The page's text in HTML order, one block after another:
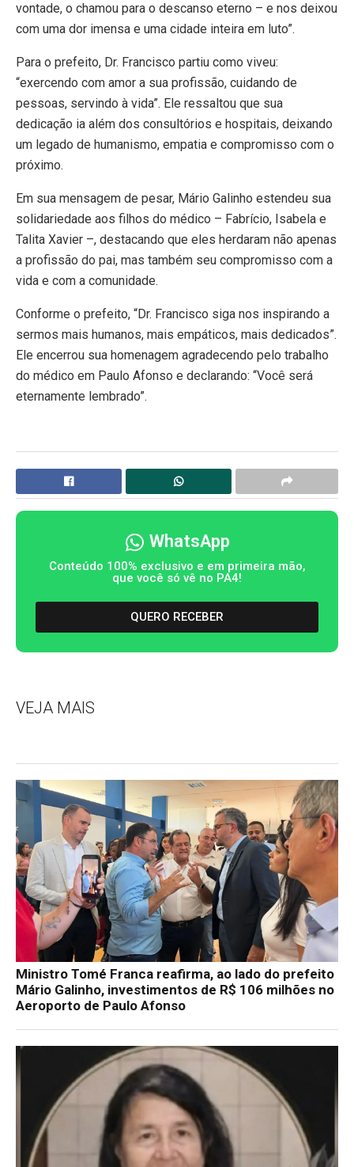
vontade, o chamou para o descanso eterno – e nos deixou
com uma dor imensa e uma cidade inteira em luto”.
Para o prefeito, Dr. Francisco partiu como viveu:
“exercendo com amor a sua profissão, cuidando de
pessoas, servindo à vida”. Ele ressaltou que sua
dedicação ia além dos consultórios e hospitais, deixando
um legado de humanismo, empatia e compromisso com o
próximo.
Em sua mensagem de pesar, Mário Galinho estendeu sua
solidariedade aos filhos do médico – Fabrício, Isabela e
Talita Xavier –, destacando que eles herdaram não apenas
a profissão do pai, mas também seu compromisso com a
vida e com a comunidade.
Conforme o prefeito, “Dr. Francisco siga nos inspirando a
sermos mais humanos, mais empáticos, mais dedicados”.
Ele encerrou sua homenagem agradecendo pelo trabalho
do médico em Paulo Afonso e declarando: “Você será
eternamente lembrado”.
WhatsApp
Conteúdo 100% exclusivo e em primeira mão,
que você só vê no PA4!
QUERO RECEBER
VEJA MAIS
Ministro Tomé Franca reafirma, ao lado do prefeito
Mário Galinho, investimentos de R$ 106 milhões no
Aeroporto de Paulo Afonso